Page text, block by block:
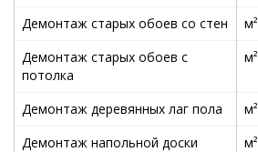
Демонтаж старых обоев со стен
м²
Демонтаж старых обоев с
потолка
м²
Демонтаж деревянных лаг пола м²
Демонтаж напольной доски
м²